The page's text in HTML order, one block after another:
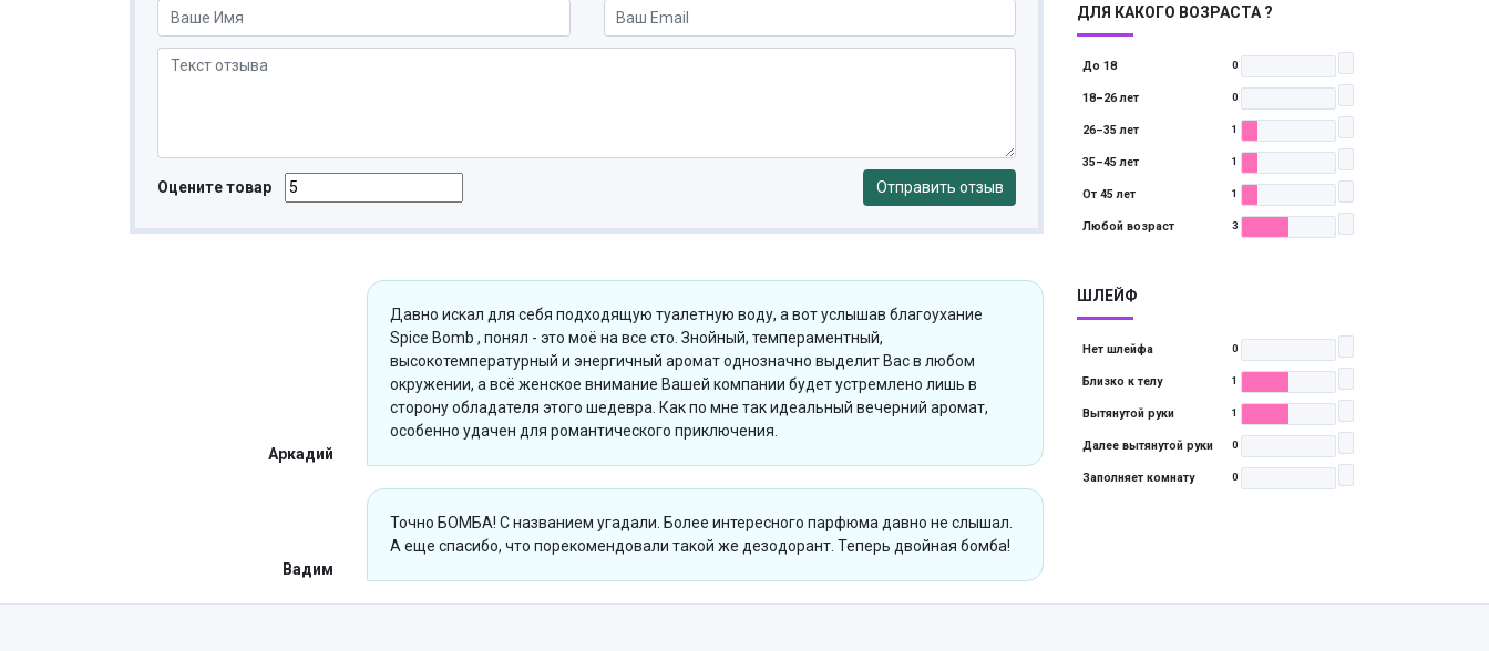
ДЛЯ КАКОГО ВОЗРАСТА ?
До 18 0
18–26 лет 0
26–35 лет 1
35–45 лет 1
От 45 лет 1
Любой возраст 3
ШЛЕЙФ
Нет шлейфа 0
Близко к телу 1
Вытянутой руки 1
Далее вытянутой руки 0
Заполняет комнату 0
Оцените товар Отправить отзыв
Аркадий
Давно искал для себя подходящую туалетную воду, а вот услышав благоухание
Spice Bomb , понял - это моё на все сто. Знойный, темпераментный,
высокотемпературный и энергичный аромат однозначно выделит Вас в любом
окружении, а всё женское внимание Вашей компании будет устремлено лишь в
сторону обладателя этого шедевра. Как по мне так идеальный вечерний аромат,
особенно удачен для романтического приключения.
Вадим
Точно БОМБА! С названием угадали. Более интересного парфюма давно не слышал.
А еще спасибо, что порекомендовали такой же дезодорант. Теперь двойная бомба!